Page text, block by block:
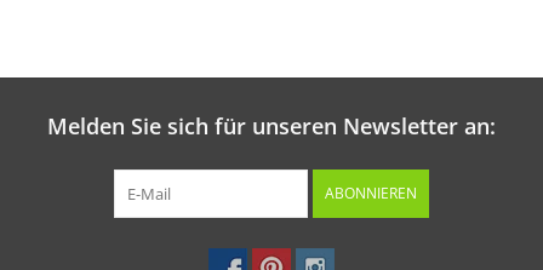
Melden Sie sich für unseren Newsletter an:
ABONNIEREN